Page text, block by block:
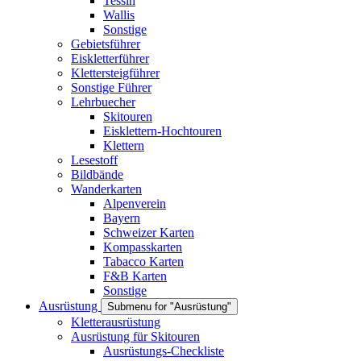
Wallis
Sonstige
Gebietsführer
Eiskletterführer
Klettersteigführer
Sonstige Führer
Lehrbuecher
Skitouren
Eisklettern-Hochtouren
Klettern
Lesestoff
Bildbände
Wanderkarten
Alpenverein
Bayern
Schweizer Karten
Kompasskarten
Tabacco Karten
F&B Karten
Sonstige
Ausrüstung
Submenu for "Ausrüstung"
Kletterausrüstung
Ausrüstung für Skitouren
Ausrüstungs-Checkliste